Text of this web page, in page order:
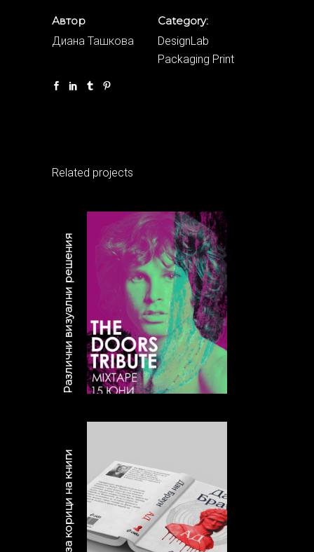
Автор
Диана Ташкова
Category:
DesignLab
Packaging Print
Related projects
Различни визуални решения